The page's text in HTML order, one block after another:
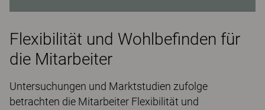
Flexibilität und Wohlbefinden für
die Mitarbeiter
Untersuchungen und Marktstudien zufolge
betrachten die Mitarbeiter Flexibilität und